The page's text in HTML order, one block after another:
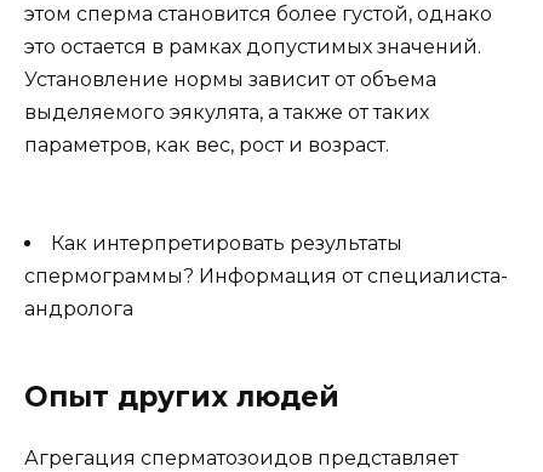
этом сперма становится более густой, однако
это остается в рамках допустимых значений.
Установление нормы зависит от объема
выделяемого эякулята, а также от таких
параметров, как вес, рост и возраст.
Как интерпретировать результаты
спермограммы? Информация от специалиста-
андролога
Опыт других людей
Агрегация сперматозоидов представляет